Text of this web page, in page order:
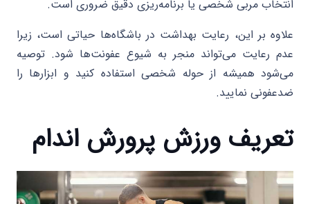
انتخاب مربی شخصی یا برنامه‌ریزی دقیق ضروری است.
علاوه بر این، رعایت بهداشت در باشگاه‌ها حیاتی است، زیرا
عدم رعایت می‌تواند منجر به شیوع عفونت‌ها شود. توصیه
می‌شود همیشه از حوله شخصی استفاده کنید و ابزارها را
ضدعفونی نمایید.
تعریف ورزش پرورش اندام